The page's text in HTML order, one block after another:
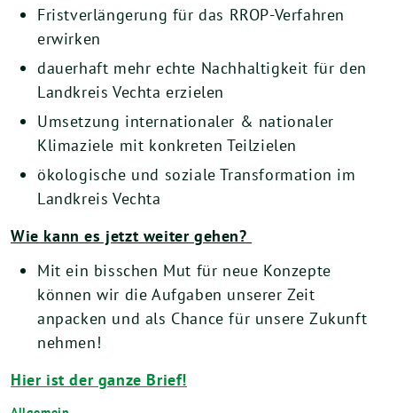
Fristverlängerung für das RROP-Verfahren
erwirken
dauerhaft mehr echte Nachhaltigkeit für den
Landkreis Vechta erzielen
Umsetzung internationaler & nationaler
Klimaziele mit konkreten Teilzielen
ökologische und soziale Transformation im
Landkreis Vechta
Wie kann es jetzt weiter gehen?
Mit ein bisschen Mut für neue Konzepte
können wir die Aufgaben unserer Zeit
anpacken und als Chance für unsere Zukunft
nehmen!
Hier ist der ganze Brief!